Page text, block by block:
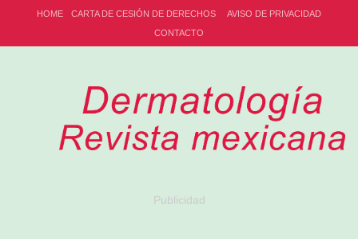
HOME CARTA DE CESIÓN DE DERECHOS
AVISO DE PRIVACIDAD
CONTACTO
Publicidad